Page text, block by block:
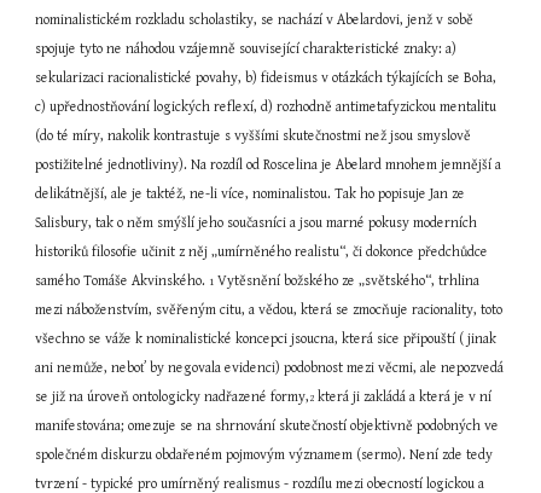
nominalistickém rozkladu scholastiky, se nachází v Abelardovi, jenž v sobě
spojuje tyto ne náhodou vzájemně související charakteristické znaky: a)
sekularizaci racionalistické povahy, b) fideismus v otázkách týkajících se Boha,
c) upřednostňování logických reflexí, d) rozhodně antimetafyzickou mentalitu
(do té míry, nakolik kontrastuje s vyššími skutečnostmi než jsou smyslově
postižitelné jednotliviny). Na rozdíl od Roscelina je Abelard mnohem jemnější a
delikátnější, ale je taktéž, ne-li více, nominalistou. Tak ho popisuje Jan ze
Salisbury, tak o něm smýšlí jeho současníci a jsou marné pokusy moderních
historiků filosofie učinit z něj „umírněného realistu“, či dokonce předchůdce
samého Tomáše Akvinského. 1 Vytěsnění božského ze „světského“, trhlina
mezi náboženstvím, svěřeným citu, a vědou, která se zmocňuje racionality, toto
všechno se váže k nominalistické koncepci jsoucna, která sice připouští ( jinak
ani nemůže, neboť by negovala evidenci) podobnost mezi věcmi, ale nepozvedá
se již na úroveň ontologicky nadřazené formy,2 která ji zakládá a která je v ní
manifestována; omezuje se na shrnování skutečností objektivně podobných ve
společném diskurzu obdařeném pojmovým významem (sermo). Není zde tedy
tvrzení - typické pro umírněný realismus - rozdílu mezi obecností logickou a